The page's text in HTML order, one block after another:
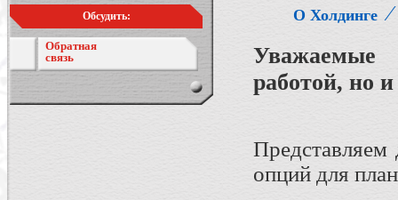
Обсудить:
Обратная
связь
О Холдинге
Уважаемые
работой, но
опций для